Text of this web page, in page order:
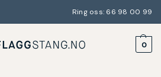
Ring oss: 66 98 00 99
0